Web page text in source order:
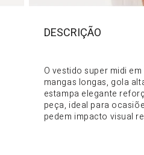
O vestido super midi
mangas longas, gola
estampa elegante
peça, ideal para
pedem impacto visual